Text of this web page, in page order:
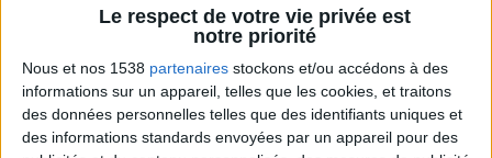
Le respect de votre vie privée est
notre priorité
Nous et nos 1538 partenaires stockons et/ou accédons à des
informations sur un appareil, telles que les cookies, et traitons
des données personnelles telles que des identifiants uniques et
des informations standards envoyées par un appareil pour des
10:09 Les cranberries ont-elles la même
équivalence que les baies de goji ?
10:42 J'ai craqué pour un nougatine, je peux
considérer comme un moment plaisir ?